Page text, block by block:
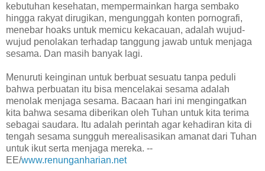
kebutuhan kesehatan, mempermainkan harga sembako
hingga rakyat dirugikan, mengunggah konten pornografi,
menebar hoaks untuk memicu kekacauan, adalah wujud-
wujud penolakan terhadap tanggung jawab untuk menjaga
sesama. Dan masih banyak lagi.
Menuruti keinginan untuk berbuat sesuatu tanpa peduli
bahwa perbuatan itu bisa mencelakai sesama adalah
menolak menjaga sesama. Bacaan hari ini mengingatkan
kita bahwa sesama diberikan oleh Tuhan untuk kita terima
sebagai saudara. Itu adalah perintah agar kehadiran kita di
tengah sesama sungguh merealisasikan amanat dari Tuhan
untuk ikut serta menjaga mereka. --
EE/www.renunganharian.net